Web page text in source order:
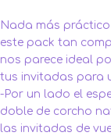
Nada más
este pack tan
nos parece ideal
tus invitadas para
-Por un lado el
doble de corcho
las invitadas de